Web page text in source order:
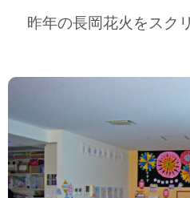
昨年の長岡花火をスク